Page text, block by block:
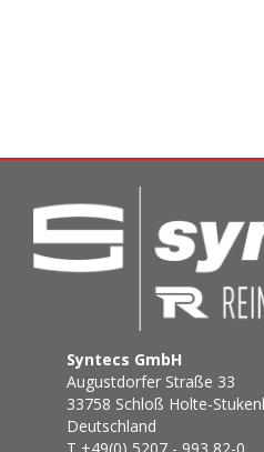
Syntecs GmbH
Augustdorfer Straße 33
33758 Schloß Holte-
Deutschland